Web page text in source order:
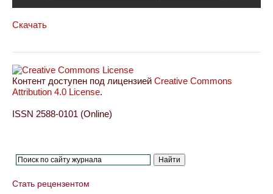
Скачать
Контент доступен под лицензией Creative Commons
Attribution 4.0 License.
ISSN 2588-0101 (Online)
Стать рецензентом